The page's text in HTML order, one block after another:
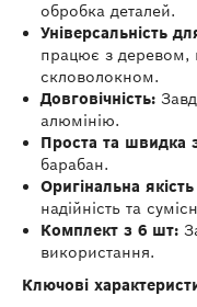
обробка деталей.
Універсальність
працює з деревом,
скловолокном.
Довговічність:
алюмінію.
Проста та швидка
барабан.
Оригінальна
надійність та
Комплект з 6 шт:
використання.
Ключові